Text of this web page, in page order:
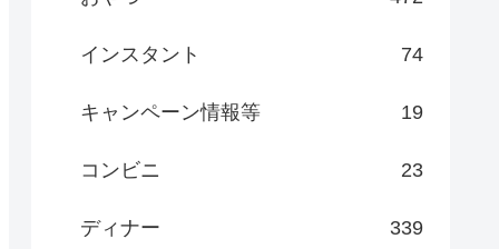
インスタント 74
キャンペーン情報等 19
コンビニ 23
ディナー 339